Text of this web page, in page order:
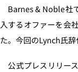
k
Barnes & Noble社
入するオファーを会
た。今回のLynch氏
公式プレスリリー